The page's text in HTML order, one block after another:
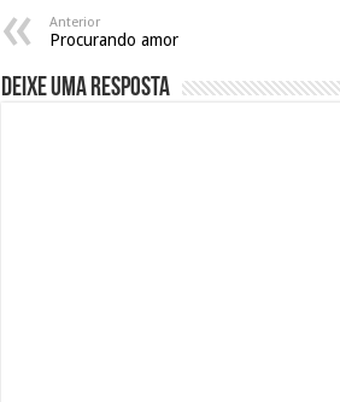
Anterior
Procurando amor
Deixe uma resposta